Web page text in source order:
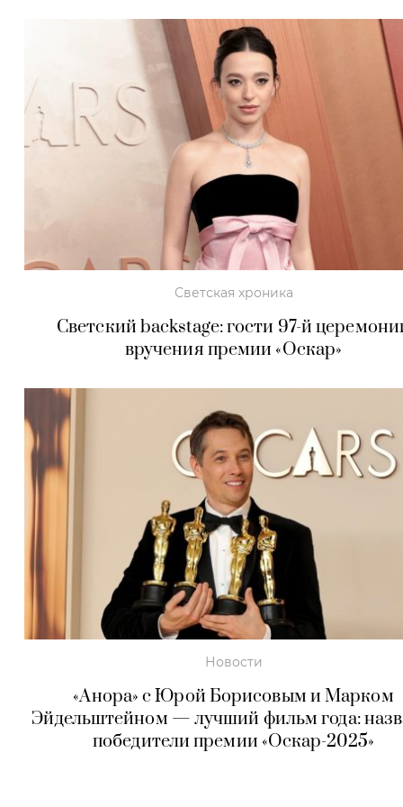
Светская хроника
Светский backstage: гости 97-й
вручения премии «Оскар»
Новости
«Анора» с Юрой Борисовым и Марком
Эйдельштейном — лучший фильм года:
победители премии «Оскар-2025»